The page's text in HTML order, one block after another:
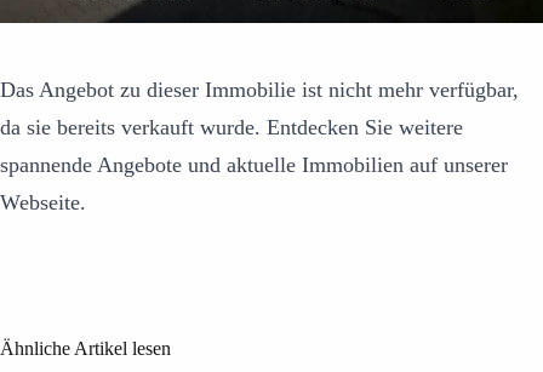
Das Angebot zu dieser Immobilie ist nicht mehr verfügbar,
da sie bereits verkauft wurde. Entdecken Sie weitere
spannende Angebote und aktuelle Immobilien auf unserer
Webseite.
Ähnliche Artikel lesen